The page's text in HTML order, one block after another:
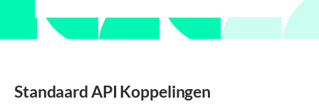
Standaard API Koppelingen